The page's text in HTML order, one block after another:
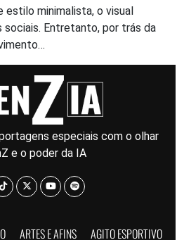
estilo minimalista, o visual
sociais. Entretanto, por trás da
especiais com o olhar
e o poder da IA
ARTES E AFINS
AGITO ESPORTIVO